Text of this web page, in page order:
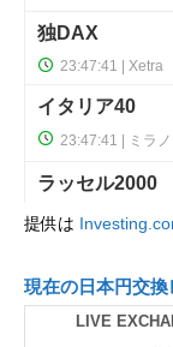
提供は
現在の日本円交換
LIVE